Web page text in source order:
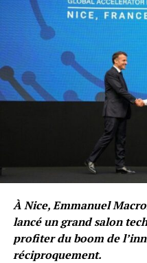
À Nice, Emmanuel
lancé un grand salon
profiter du boom de
réciproquement.